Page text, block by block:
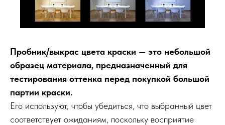
Пробник/выкрас цвета краски — это небольшой
образец материала, предназначенный для
тестирования оттенка перед покупкой большой
партии краски.
Его используют, чтобы убедиться, что выбранный цвет
соответствует ожиданиям, поскольку восприятие